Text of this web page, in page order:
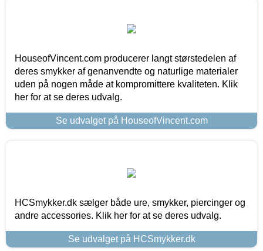
HouseofVincent.com producerer langt størstedelen af
deres smykker af genanvendte og naturlige materialer
uden på nogen måde at kompromittere kvaliteten. Klik
her for at se deres udvalg.
Se udvalget på HouseofVincent.com
HCSmykker.dk sælger både ure, smykker, piercinger og
andre accessories. Klik her for at se deres udvalg.
Se udvalget på HCSmykker.dk